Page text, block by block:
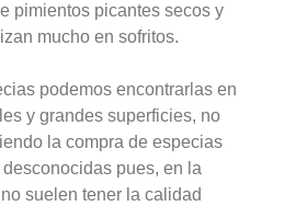
pimientos picantes secos y
mucho en sofritos.
podemos encontrarlas en
y grandes superficies, no
la compra de especias
pues, en la
suelen tener la calidad